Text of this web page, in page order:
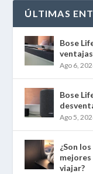
ÚLTIMAS
Bose
Ago 6,
Bose
Ago 5,
¿Son
mejores
viajar?